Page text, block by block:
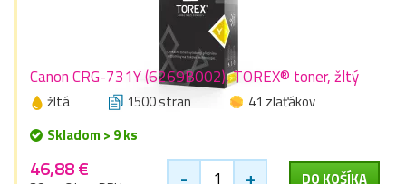
Canon CRG-731Y (6269B002), TOREX® toner, žltý
žltá 1500 stran
41 zlaťákov
Skladom > 9 ks
46,88 € - + DO KOŠÍKA